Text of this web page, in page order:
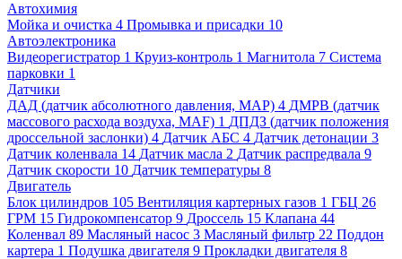
Автохимия
Мойка и очистка 4 Промывка и присадки 10
Автоэлектроника
Видеорегистратор 1 Круиз-контроль 1 Магнитола 7 Система
парковки 1
Датчики
ДАД (датчик абсолютного давления, MAP) 4 ДМРВ (датчик
массового расхода воздуха, MAF) 1 ДПДЗ (датчик положения
дроссельной заслонки) 4 Датчик АБС 4 Датчик детонации 3
Датчик коленвала 14 Датчик масла 2 Датчик распредвала 9
Датчик скорости 10 Датчик температуры 8
Двигатель
Блок цилиндров 105 Вентиляция картерных газов 1 ГБЦ 26
ГРМ 15 Гидрокомпенсатор 9 Дроссель 15 Клапана 44
Коленвал 89 Масляный насос 3 Масляный фильтр 22 Поддон
картера 1 Подушка двигателя 9 Прокладки двигателя 8